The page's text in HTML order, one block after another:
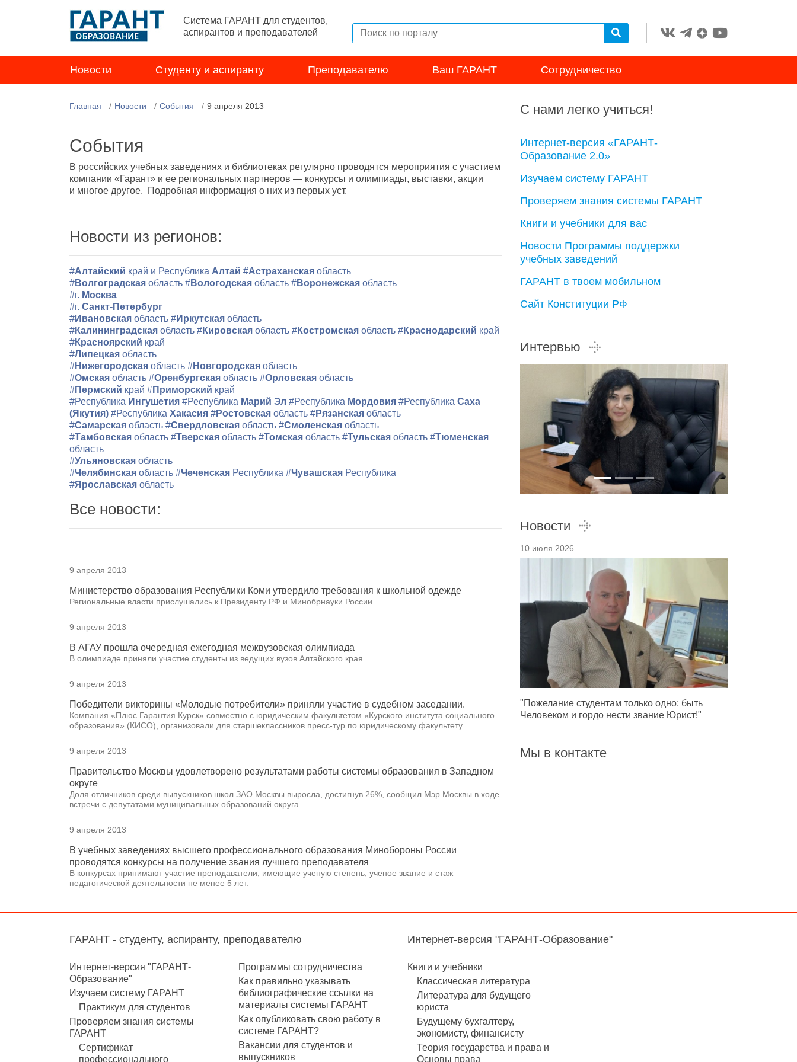
Система ГАРАНТ для студентов,
аспирантов и преподавателей
Новости Студенту и аспиранту Преподавателю Ваш ГАРАНТ Сотрудничество
Главная Новости События 9 апреля 2013
События
В российских учебных заведениях и библиотеках регулярно проводятся мероприятия с участием
компании «Гарант» и ее региональных партнеров — конкурсы и олимпиады, выставки, акции
и многое другое. Подробная информация о них из первых уст.
Новости из регионов:
#Алтайский край и Республика Алтай #Астраханская область
#Волгоградская область #Вологодская область #Воронежская область
#г. Москва
#г. Санкт-Петербург
#Ивановская область #Иркутская область
#Калининградская область #Кировская область #Костромская область #Краснодарский край
#Красноярский край
#Липецкая область
#Нижегородская область #Новгородская область
#Омская область #Оренбургская область #Орловская область
#Пермский край #Приморский край
#Республика Ингушетия #Республика Марий Эл #Республика Мордовия #Республика Саха
(Якутия) #Республика Хакасия #Ростовская область #Рязанская область
#Самарская область #Свердловская область #Смоленская область
#Тамбовская область #Тверская область #Томская область #Тульская область #Тюменская
область
#Ульяновская область
#Челябинская область #Чеченская Республика #Чувашская Республика
#Ярославская область
Все новости:
9 апреля 2013
Министерство образования Республики Коми утвердило требования к школьной одежде
Региональные власти прислушались к Президенту РФ и Минобрнауки России
9 апреля 2013
В АГАУ прошла очередная ежегодная межвузовская олимпиада
В олимпиаде приняли участие студенты из ведущих вузов Алтайского края
9 апреля 2013
Победители викторины «Молодые потребители» приняли участие в судебном заседании.
Компания «Плюс Гарантия Курск» совместно с юридическим факультетом «Курского института социального
образования» (КИСО), организовали для старшеклассников пресс-тур по юридическому факультету
9 апреля 2013
Правительство Москвы удовлетворено результатами работы системы образования в Западном
округе
Доля отличников среди выпускников школ ЗАО Москвы выросла, достигнув 26%, сообщил Мэр Москвы в ходе
встречи с депутатами муниципальных образований округа.
9 апреля 2013
В учебных заведениях высшего профессионального образования Минобороны России
проводятся конкурсы на получение звания лучшего преподавателя
В конкурсах принимают участие преподаватели, имеющие ученую степень, ученое звание и стаж
педагогической деятельности не менее 5 лет.
С нами легко учиться!
Интернет-версия «ГАРАНТ-
Образование 2.0»
Изучаем систему ГАРАНТ
Проверяем знания системы ГАРАНТ
Книги и учебники для вас
Новости Программы поддержки
учебных заведений
ГАРАНТ в твоем мобильном
Сайт Конституции РФ
Интервью
Новости
10 июля 2026
"Пожелание студентам только одно: быть
Человеком и гордо нести звание Юрист!"
Мы в контакте
ГАРАНТ - студенту, аспиранту, преподавателю
Интернет-версия "ГАРАНТ-
Образование"
Изучаем систему ГАРАНТ
Практикум для студентов
Проверяем знания системы
ГАРАНТ
Сертификат
профессионального
Программы сотрудничества
Как правильно указывать
библиографические ссылки на
материалы системы ГАРАНТ
Как опубликовать свою работу в
системе ГАРАНТ?
Вакансии для студентов и
выпускников
Интернет-версия "ГАРАНТ-Образование"
Книги и учебники
Классическая литература
Литература для будущего
юриста
Будущему бухгалтеру,
экономисту, финансисту
Теория государства и права и
Основы права